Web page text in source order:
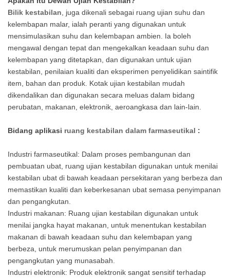
Bilik kestabilan , juga dikenali sebagai ruang ujian suhu dan
kelembapan malar, ialah peranti yang digunakan untuk
mensimulasikan suhu dan kelembapan ambien. Ia boleh
mengawal dengan tepat dan mengekalkan keadaan suhu dan
kelembapan yang ditetapkan, dan digunakan untuk ujian
kestabilan, penilaian kualiti dan eksperimen penyelidikan saintifik
item, bahan dan produk. Kotak ujian kestabilan mudah
dikendalikan dan digunakan secara meluas dalam bidang
perubatan, makanan, elektronik, aeroangkasa dan lain-lain.
Bidang aplikasi ruang kestabilan dalam farmaseutikal :
Industri farmaseutikal: Dalam proses pembangunan dan
pembuatan ubat, ruang ujian kestabilan digunakan untuk menilai
kestabilan ubat di bawah keadaan persekitaran yang berbeza dan
memastikan kualiti dan keberkesanan ubat semasa penyimpanan
dan pengangkutan.
Industri makanan: Ruang ujian kestabilan digunakan untuk
menilai jangka hayat makanan, untuk menentukan kestabilan
makanan di bawah keadaan suhu dan kelembapan yang
berbeza, untuk merumuskan pelan penyimpanan dan
pengangkutan yang munasabah.
Industri elektronik: Produk elektronik sangat sensitif terhadap